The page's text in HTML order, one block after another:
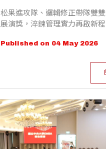
松果進攻隊、邏輯修正帶隊雙
展演獎，淬鍊管理實力再啟新程
Published on 04 May 2026